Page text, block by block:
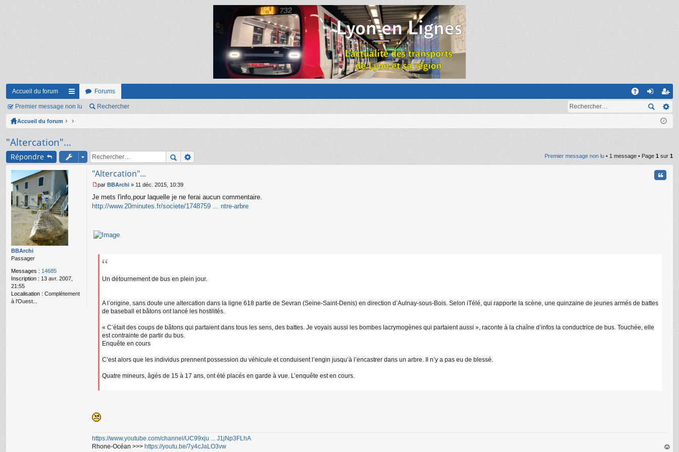
Accueil du forum
ac
co
ci
s
Forums
on ns
cri
Premier message non lu Rechercher
Accueil du forum
"Altercation"...
Répondre Premier message non lu • 1 message • Page 1 sur 1
BBArchi
Passager
Messages : 14685
Inscription : 13 avr. 2007,
21:55
Localisation : Complètement
à l'Ouest...
"Altercation"...
e
s
e
par BBArchi » 11 déc. 2015, 10:39
Je mets l'info,pour laquelle je ne ferai aucun commentaire.
http://www.20minutes.fr/societe/1748759 ... ntre-arbre
Un détournement de bus en plein jour.
A l’origine, sans doute une altercation dans la ligne 618 partie de Sevran (Seine-Saint-Denis) en direction d’Aulnay-sous-Bois. Selon iTélé, qui rapporte la scène, une quinzaine de jeunes armés de battes
de baseball et bâtons ont lancé les hostilités.
« C’était des coups de bâtons qui partaient dans tous les sens, des battes. Je voyais aussi les bombes lacrymogènes qui partaient aussi », raconte à la chaîne d’infos la conductrice de bus. Touchée, elle
est contrainte de partir du bus.
Enquête en cours
C’est alors que les individus prennent possession du véhicule et conduisent l’engin jusqu’à l’encastrer dans un arbre. Il n’y a pas eu de blessé.
Quatre mineurs, âgés de 15 à 17 ans, ont été placés en garde à vue. L’enquête est en cours.
https://www.youtube.com/channel/UC99xju ... J1jNp3FLhA
Rhone-Océan >>> https://youtu.be/7y4cJaLO3vw